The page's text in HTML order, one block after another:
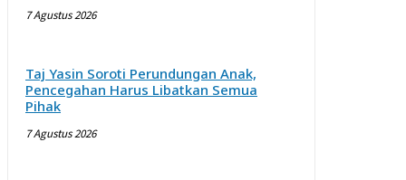
7 Agustus 2026
Taj Yasin Soroti Perundungan Anak,
Pencegahan Harus Libatkan Semua
Pihak
7 Agustus 2026